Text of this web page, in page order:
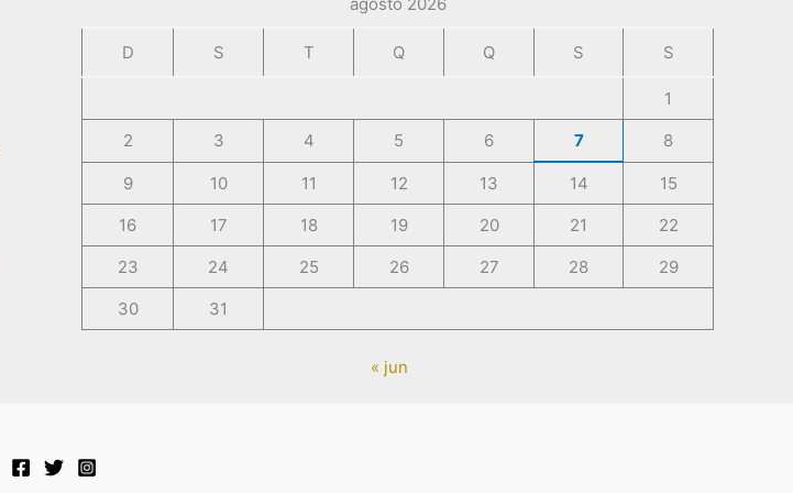
D S T Q Q S S
1
2
3 4 5 6 7 8
9 10 11 12 13 14
15
16
17 18 19 20 21
22
23
24 25 26 27 28
29
30
31
« jun